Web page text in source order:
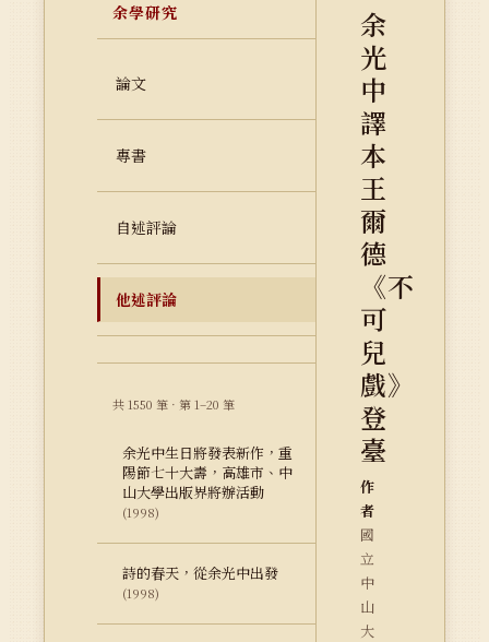
余學研究
論文
專書
自述評論
他述評論
共 1550 筆 · 第 1–20 筆
余光中生日將發表新作，重
陽節七十大壽，高雄市、中
山大學出版界將辦活動
(1998)
詩的春天，從余光中出發
(1998)
余
光
中
譯
本
王
爾
德
《不
可
兒
戲》
登
臺
作
者
國
立
中
山
大